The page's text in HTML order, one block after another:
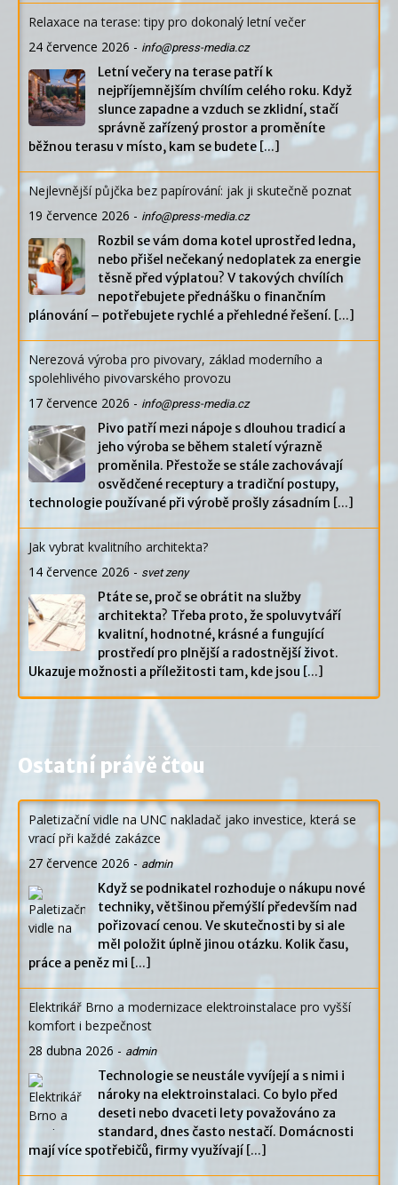
Relaxace na terase: tipy pro dokonalý letní večer
24 července 2026 - info@press-media.cz
Letní večery na terase patří k
nejpříjemnějším chvílím celého roku. Když
slunce zapadne a vzduch se zklidní, stačí
správně zařízený prostor a proměníte
běžnou terasu v místo, kam se budete [...]
Nejlevnější půjčka bez papírování: jak ji skutečně poznat
19 července 2026 - info@press-media.cz
Rozbil se vám doma kotel uprostřed ledna,
nebo přišel nečekaný nedoplatek za energie
těsně před výplatou? V takových chvílích
nepotřebujete přednášku o finančním
plánování – potřebujete rychlé a přehledné řešení. [...]
Nerezová výroba pro pivovary, základ moderního a
spolehlivého pivovarského provozu
17 července 2026 - info@press-media.cz
Pivo patří mezi nápoje s dlouhou tradicí a
jeho výroba se během staletí výrazně
proměnila. Přestože se stále zachovávají
osvědčené receptury a tradiční postupy,
technologie používané při výrobě prošly zásadním [...]
Jak vybrat kvalitního architekta?
14 července 2026 - svet zeny
Ptáte se, proč se obrátit na služby
architekta? Třeba proto, že spoluvytváří
kvalitní, hodnotné, krásné a fungující
prostředí pro plnější a radostnější život.
Ukazuje možnosti a příležitosti tam, kde jsou [...]
Ostatní právě čtou
Paletizační vidle na UNC nakladač jako investice, která se
vrací při každé zakázce
27 července 2026 - admin
Když se podnikatel rozhoduje o nákupu nové
techniky, většinou přemýšlí především nad
pořizovací cenou. Ve skutečnosti by si ale
měl položit úplně jinou otázku. Kolik času,
práce a peněz mi [...]
Elektrikář Brno a modernizace elektroinstalace pro vyšší
komfort i bezpečnost
28 dubna 2026 - admin
Technologie se neustále vyvíjejí a s nimi i
nároky na elektroinstalaci. Co bylo před
deseti nebo dvaceti lety považováno za
standard, dnes často nestačí. Domácnosti
mají více spotřebičů, firmy využívají [...]